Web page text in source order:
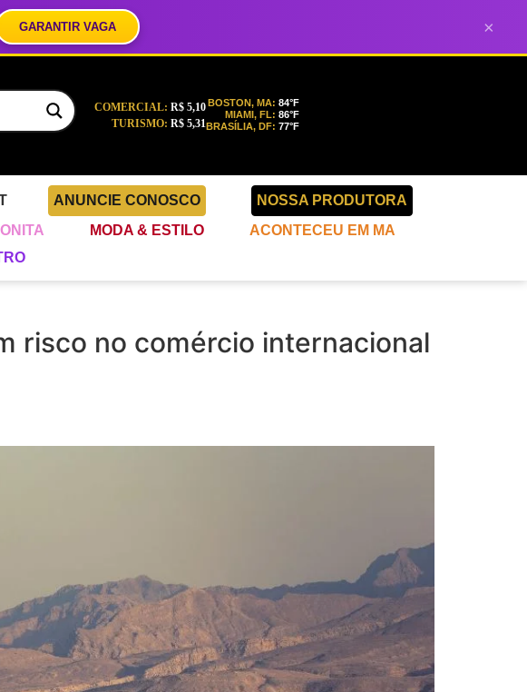
GARANTIR VAGA ×
COMERCIAL: R$ 5,10
TURISMO: R$ 5,31
BOSTON, MA: 84°F
MIAMI, FL: 86°F
BRASÍLIA, DF: 77°F
ANUNCIE CONOSCO
NOSSA PRODUTORA
MODA & ESTILO
ACONTECEU EM MA
risco no comércio internacional